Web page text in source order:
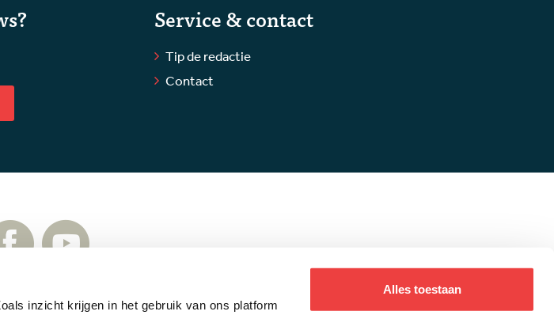
inzicht krijgen in het gebruik van ons platform
Alles toestaan
Service & contact
Tip de redactie
Contact